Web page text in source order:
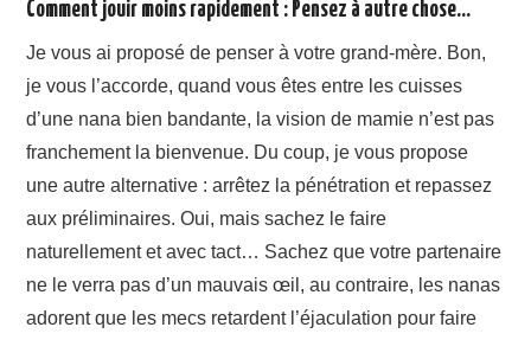
Comment jouir moins rapidement : Pensez à autre chose…
Je vous ai proposé de penser à votre grand-mère. Bon,
je vous l’accorde, quand vous êtes entre les cuisses
d’une nana bien bandante, la vision de mamie n’est pas
franchement la bienvenue. Du coup, je vous propose
une autre alternative : arrêtez la pénétration et repassez
aux préliminaires. Oui, mais sachez le faire
naturellement et avec tact… Sachez que votre partenaire
ne le verra pas d’un mauvais œil, au contraire, les nanas
adorent que les mecs retardent l’éjaculation pour faire